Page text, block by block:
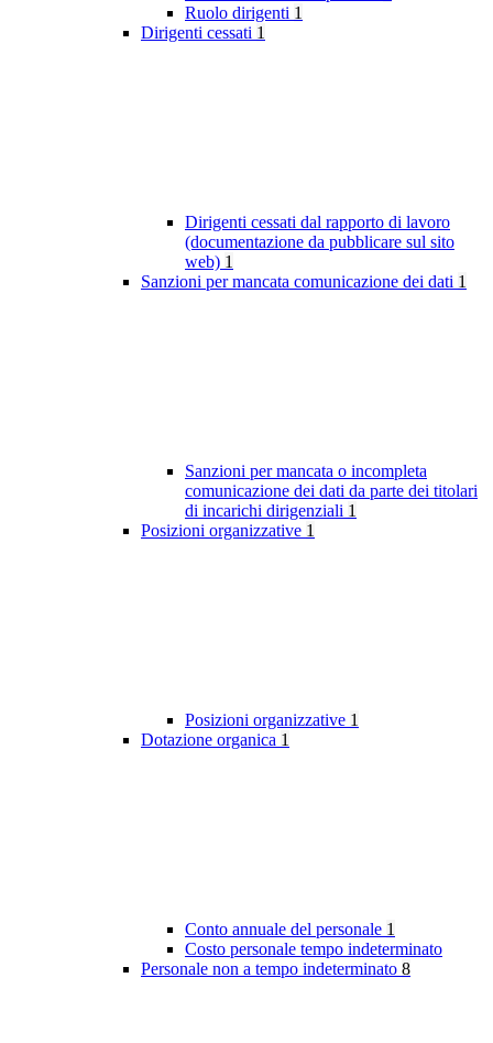
Ruolo dirigenti 1
Dirigenti cessati 1
Dirigenti cessati dal rapporto di lavoro
(documentazione da pubblicare sul sito
web) 1
Sanzioni per mancata comunicazione dei dati 1
Sanzioni per mancata o incompleta
comunicazione dei dati da parte dei titolari
di incarichi dirigenziali 1
Posizioni organizzative 1
Posizioni organizzative 1
Dotazione organica 1
Conto annuale del personale 1
Costo personale tempo indeterminato
Personale non a tempo indeterminato 8